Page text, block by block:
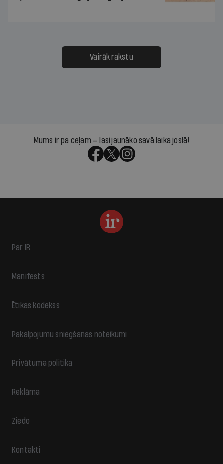
Vairāk rakstu
Mums ir pa ceļam — lasi jaunāko savā laika joslā!
Par IR
Manifests
Ētikas kodekss
Pakalpojumu sniegšanas noteikumi
Privātuma politika
Reklāma
Ziedo
Kontakti